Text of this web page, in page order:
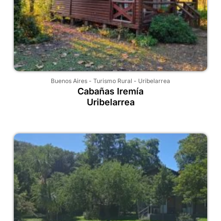
Buenos Aires - Turismo Rural - Uribelarrea
Cabañas Iremía
Uribelarrea